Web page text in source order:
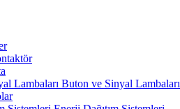
Buton ve Sinyal Lambaları